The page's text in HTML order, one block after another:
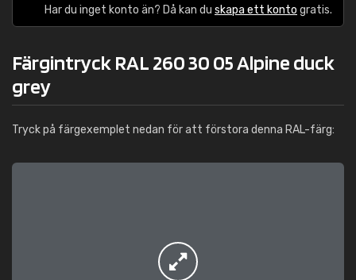
Har du inget konto än? Då kan du skapa ett konto gratis.
Färgintryck RAL 260 30 05 Alpine duck
grey
Tryck på färgexemplet nedan för att förstora denna RAL-färg: